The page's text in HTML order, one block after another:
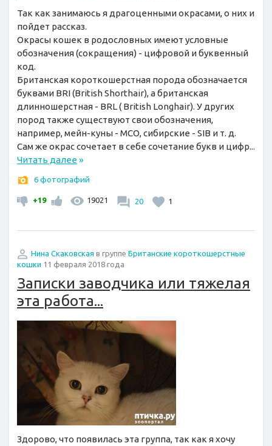
Так как занимаюсь я драгоценными окрасами, о них и
пойдет рассказ.
Окрасы кошек в родословных имеют условные
обозначения (сокращения) - цифровой и буквенный
код.
Британская короткошерстная порода обозначается
буквами BRI (British Shorthair), а британская
длинношерстная - BRL ( British Longhair). У других
пород также существуют свои обозначения,
например, мейн-куны - MCO, сибирские - SIB и т. д.
Сам же окрас сочетает в себе сочетание букв и цифр...
Читать далее»
6 фотографий
+19 19021 20 1
Нина Скаковская в группе Британские короткошерстные
кошки 11 февраля 2018 года
Записки заводчика или тяжелая
эта работа...
Здорово, что появилась эта группа, так как я хочу